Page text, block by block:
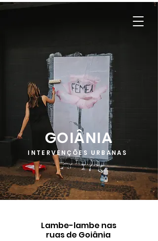
GOIÂNIA
INTERVENÇÕES URBANAS
Lambe-lambe nas
ruas de Goiânia